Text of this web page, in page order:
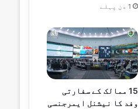
1 دن پہلے
15 ممالک کے سفارتی
وفد کا نیشنل ایمرجنسی